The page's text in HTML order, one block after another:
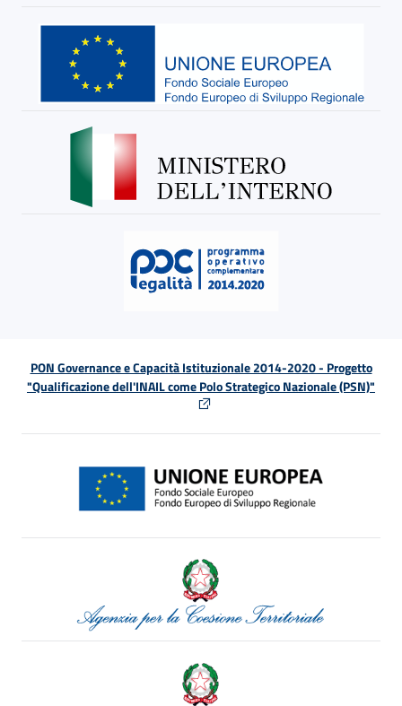
PON Governance e Capacità Istituzionale 2014-2020 - Progetto
"Qualificazione dell'INAIL come Polo Strategico Nazionale (PSN)"